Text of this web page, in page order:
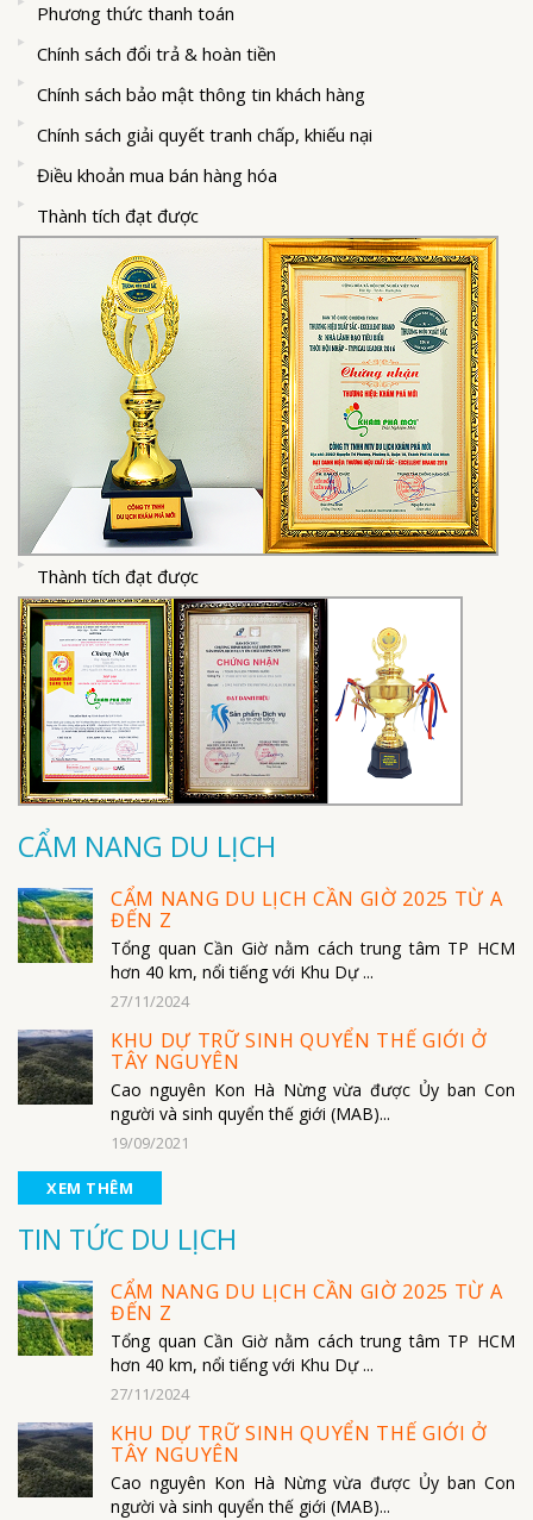
Phương thức thanh toán
Chính sách đổi trả & hoàn tiền
Chính sách bảo mật thông tin khách hàng
Chính sách giải quyết tranh chấp, khiếu nại
Điều khoản mua bán hàng hóa
Thành tích đạt được
Thành tích đạt được
CẨM NANG DU LỊCH
CẨM NANG DU LỊCH CẦN GIỜ 2025 TỪ A
ĐẾN Z
Tổng quan Cần Giờ nằm cách trung tâm TP HCM
hơn 40 km, nổi tiếng với Khu Dự ...
27/11/2024
KHU DỰ TRỮ SINH QUYỂN THẾ GIỚI Ở
TÂY NGUYÊN
Cao nguyên Kon Hà Nừng vừa được Ủy ban Con
người và sinh quyển thế giới (MAB)...
19/09/2021
XEM THÊM
TIN TỨC DU LỊCH
CẨM NANG DU LỊCH CẦN GIỜ 2025 TỪ A
ĐẾN Z
Tổng quan Cần Giờ nằm cách trung tâm TP HCM
hơn 40 km, nổi tiếng với Khu Dự ...
27/11/2024
KHU DỰ TRỮ SINH QUYỂN THẾ GIỚI Ở
TÂY NGUYÊN
Cao nguyên Kon Hà Nừng vừa được Ủy ban Con
người và sinh quyển thế giới (MAB)...